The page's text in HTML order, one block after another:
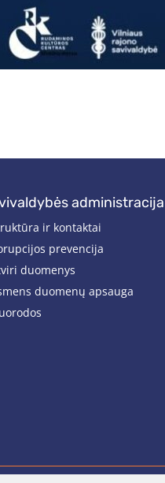
administracija
ir kontaktai
prevencija
duomenys
duomenų apsauga